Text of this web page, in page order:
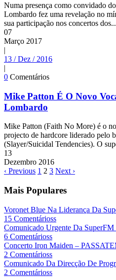
Numa presença como convidado
Lombardo fez uma revelação no
sua participação nos concertos dos...
07
Março 2017
|
13 / Dez / 2016
|
0 Comentários
Mike Patton É O Novo
Lombardo
Mike Patton (Faith No More) é o
projecto de hardcore liderado pelo
(Slayer/Suicidal Tendencies). O
13
Dezembro 2016
‹ Previous 1 2 3 Next ›
Mais Populares
Voronet Blue Na Liderança Da
15 Comentárioss
Comunicado Urgente Da SuperFM
6 Comentárioss
Concerto Iron Maiden –
2 Comentárioss
Comunicado Da Direcção De
2 Comentárioss